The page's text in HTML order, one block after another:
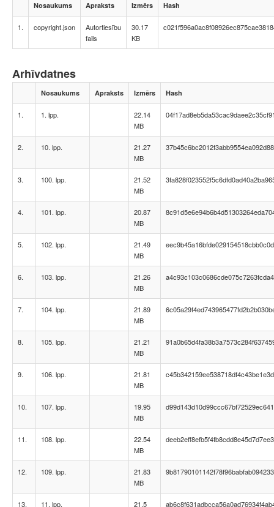
Nosaukums Apraksts Izmērs Hash
1. copyright.json
Autortiesību
fails
30.17
KB
Arhīvdatnes
Nosaukums Apraksts Izmērs Hash
1. 1. lpp.
22.14
MB
2. 10. lpp.
21.27
MB
3. 100. lpp.
21.52
MB
4. 101. lpp.
20.87
MB
5. 102. lpp.
21.49
MB
6. 103. lpp.
21.26
MB
7. 104. lpp.
21.89
MB
8. 105. lpp.
21.21
MB
9. 106. lpp.
21.81
MB
10. 107. lpp.
19.95
MB
11. 108. lpp.
22.54
MB
deeb2eff8efb5f4fb8cdd8e45d7d7ee3
12. 109. lpp.
21.83
MB
13. 11. lpp.
21.5